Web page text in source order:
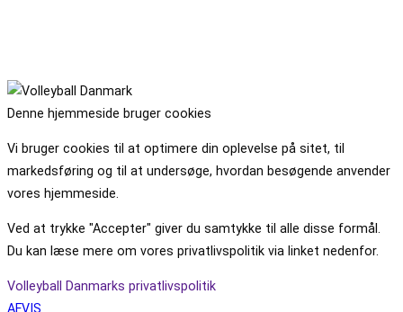
Denne hjemmeside bruger cookies
Vi bruger cookies til at optimere din oplevelse på sitet, til
markedsføring og til at undersøge, hvordan besøgende anvender
vores hjemmeside.
Ved at trykke "Accepter" giver du samtykke til alle disse formål.
Du kan læse mere om vores privatlivspolitik via linket nedenfor.
Volleyball Danmarks privatlivspolitik
AFVIS